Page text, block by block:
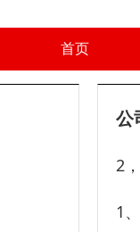
首页
公
2
1